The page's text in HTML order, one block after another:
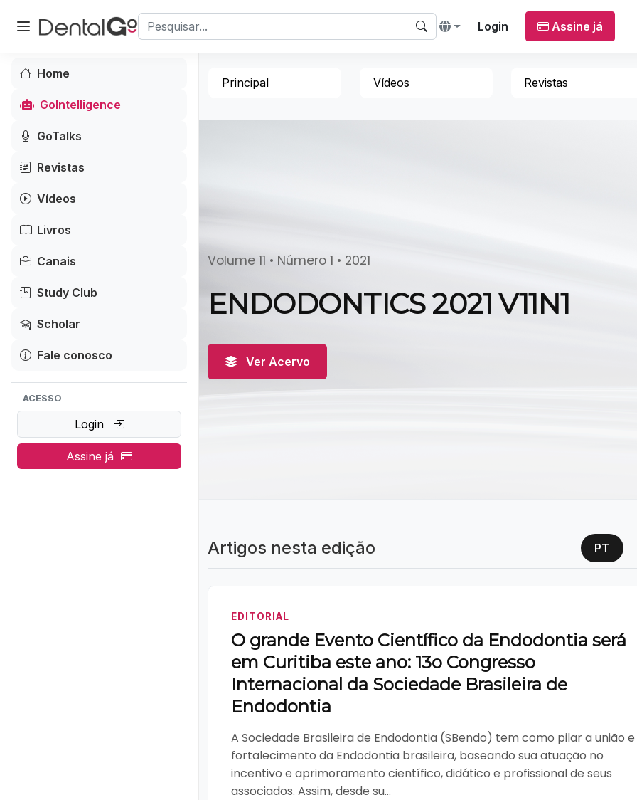
Home
GoIntelligence
GoTalks
Revistas
Vídeos
Livros
Canais
Study Club
Scholar
Fale conosco
ACESSO
Login
Assine já
Login Assine já
Principal Vídeos Revistas
Volume 11 • Número 1 • 2021
ENDODONTICS 2021 V11N1
Ver Acervo
Artigos nesta edição PT
EDITORIAL
O grande Evento Científico da Endodontia será
em Curitiba este ano: 13o Congresso
Internacional da Sociedade Brasileira de
Endodontia
A Sociedade Brasileira de Endodontia (SBendo) tem como pilar a união
fortalecimento da Endodontia brasileira, baseando sua atuação no
incentivo e aprimoramento científico, didático e profissional de seus
associados. Assim, desde su...